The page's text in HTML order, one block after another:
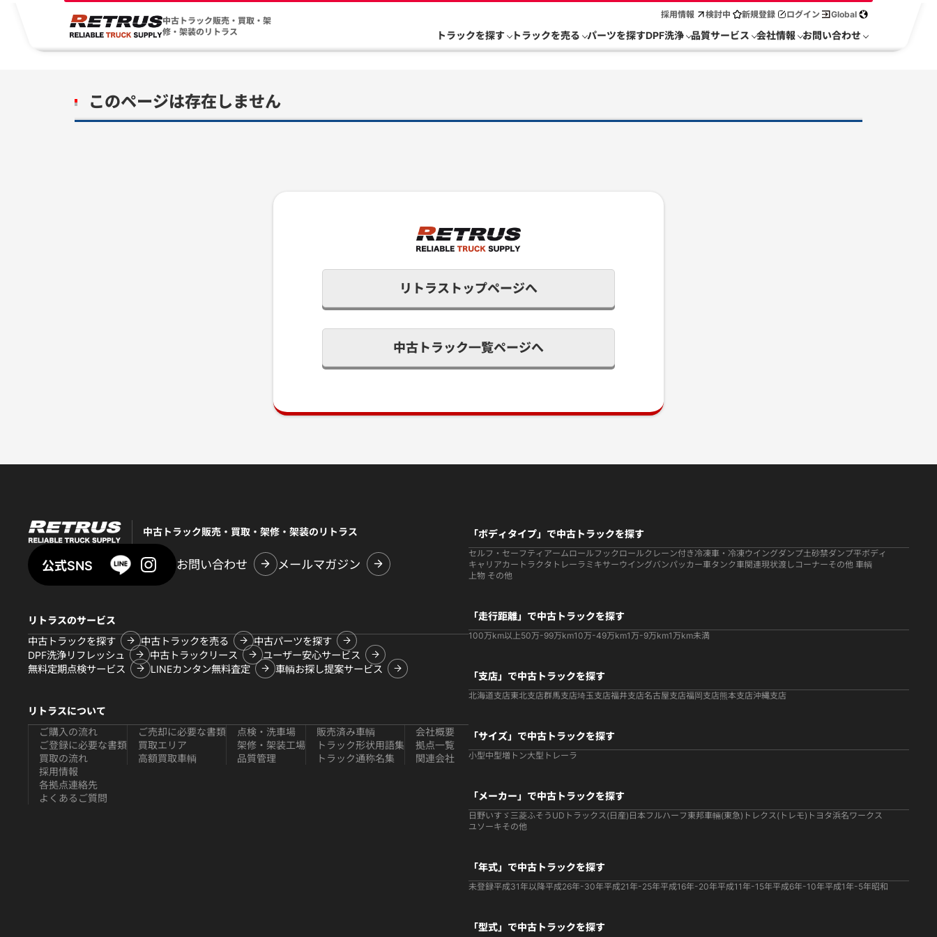
中古トラック販売・買取・架
修・架装のリトラス
採用情報 検討中 新規登録 ログイン Global
トラックを探す トラックを売る パーツを探すDPF洗浄 品質サービス 会社情報 お問い合わせ
このページは存在しません
リトラストップページへ
中古トラック一覧ページへ
中古トラック販売・買取・架修・架装のリトラス
公式SNS お問い合わせ メールマガジン
リトラスのサービス
中古トラックを探す
中古トラックを売る
中古パーツを探す
DPF洗浄リフレッシュ
中古トラックリース
ユーザー安心サービス
無料定期点検サービス
LINEカンタン無料査定 車輌お探し提案サービス
リトラスについて
ご購入の流れ
ご登録に必要な書類
買取の流れ
ご売却に必要な書類
買取エリア
高額買取車輌
点検・洗車場
架修・架装工場
品質管理
販売済み車輌
トラック形状用語集
トラック通称名集
会社概要
拠点一覧
関連会社
採用情報
各拠点連絡先
よくあるご質問
「ボディタイプ」で中古トラックを探す
セルフ・セーフティ アームロールフックロールクレーン付き冷凍車・冷凍ウイングダンプ土砂禁ダンプ平ボディ
キャリアカー トラクタ トレーラ ミキサーウイングバンパッカー車タンク車関連現状渡しコーナーその他 車輌
上物 その他
「走行距離」で中古トラックを探す
100万km以上50万-99万km10万-49万km1万-9万km1万km未満
「支店」で中古トラックを探す
北海道支店東北支店群馬支店埼玉支店福井支店名古屋支店福岡支店熊本支店沖縄支店
「サイズ」で中古トラックを探す
小型中型増トン大型 トレーラ
「メーカー」で中古トラックを探す
日野いすゞ 三菱ふそう UDトラックス(日産) 日本フルハーフ 東邦車輛(東急) トレクス(トレモ) トヨタ浜名ワークス
ユソーキその他
「年式」で中古トラックを探す
未登録平成31年以降平成26年-30年平成21年-25年平成16年-20年平成11年-15年平成6年-10年平成1年-5年昭和
「型式」で中古トラックを探す